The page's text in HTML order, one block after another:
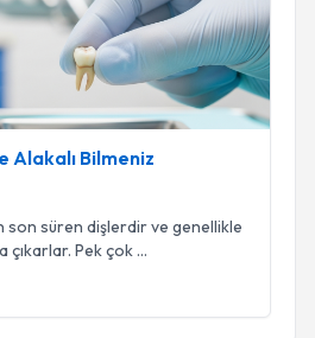
Alakalı Bilmeniz
son süren dişlerdir ve genellikle
çıkarlar. Pek çok ...